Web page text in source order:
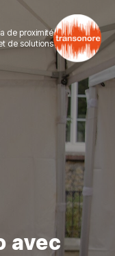
de proximité
de solutions
avec